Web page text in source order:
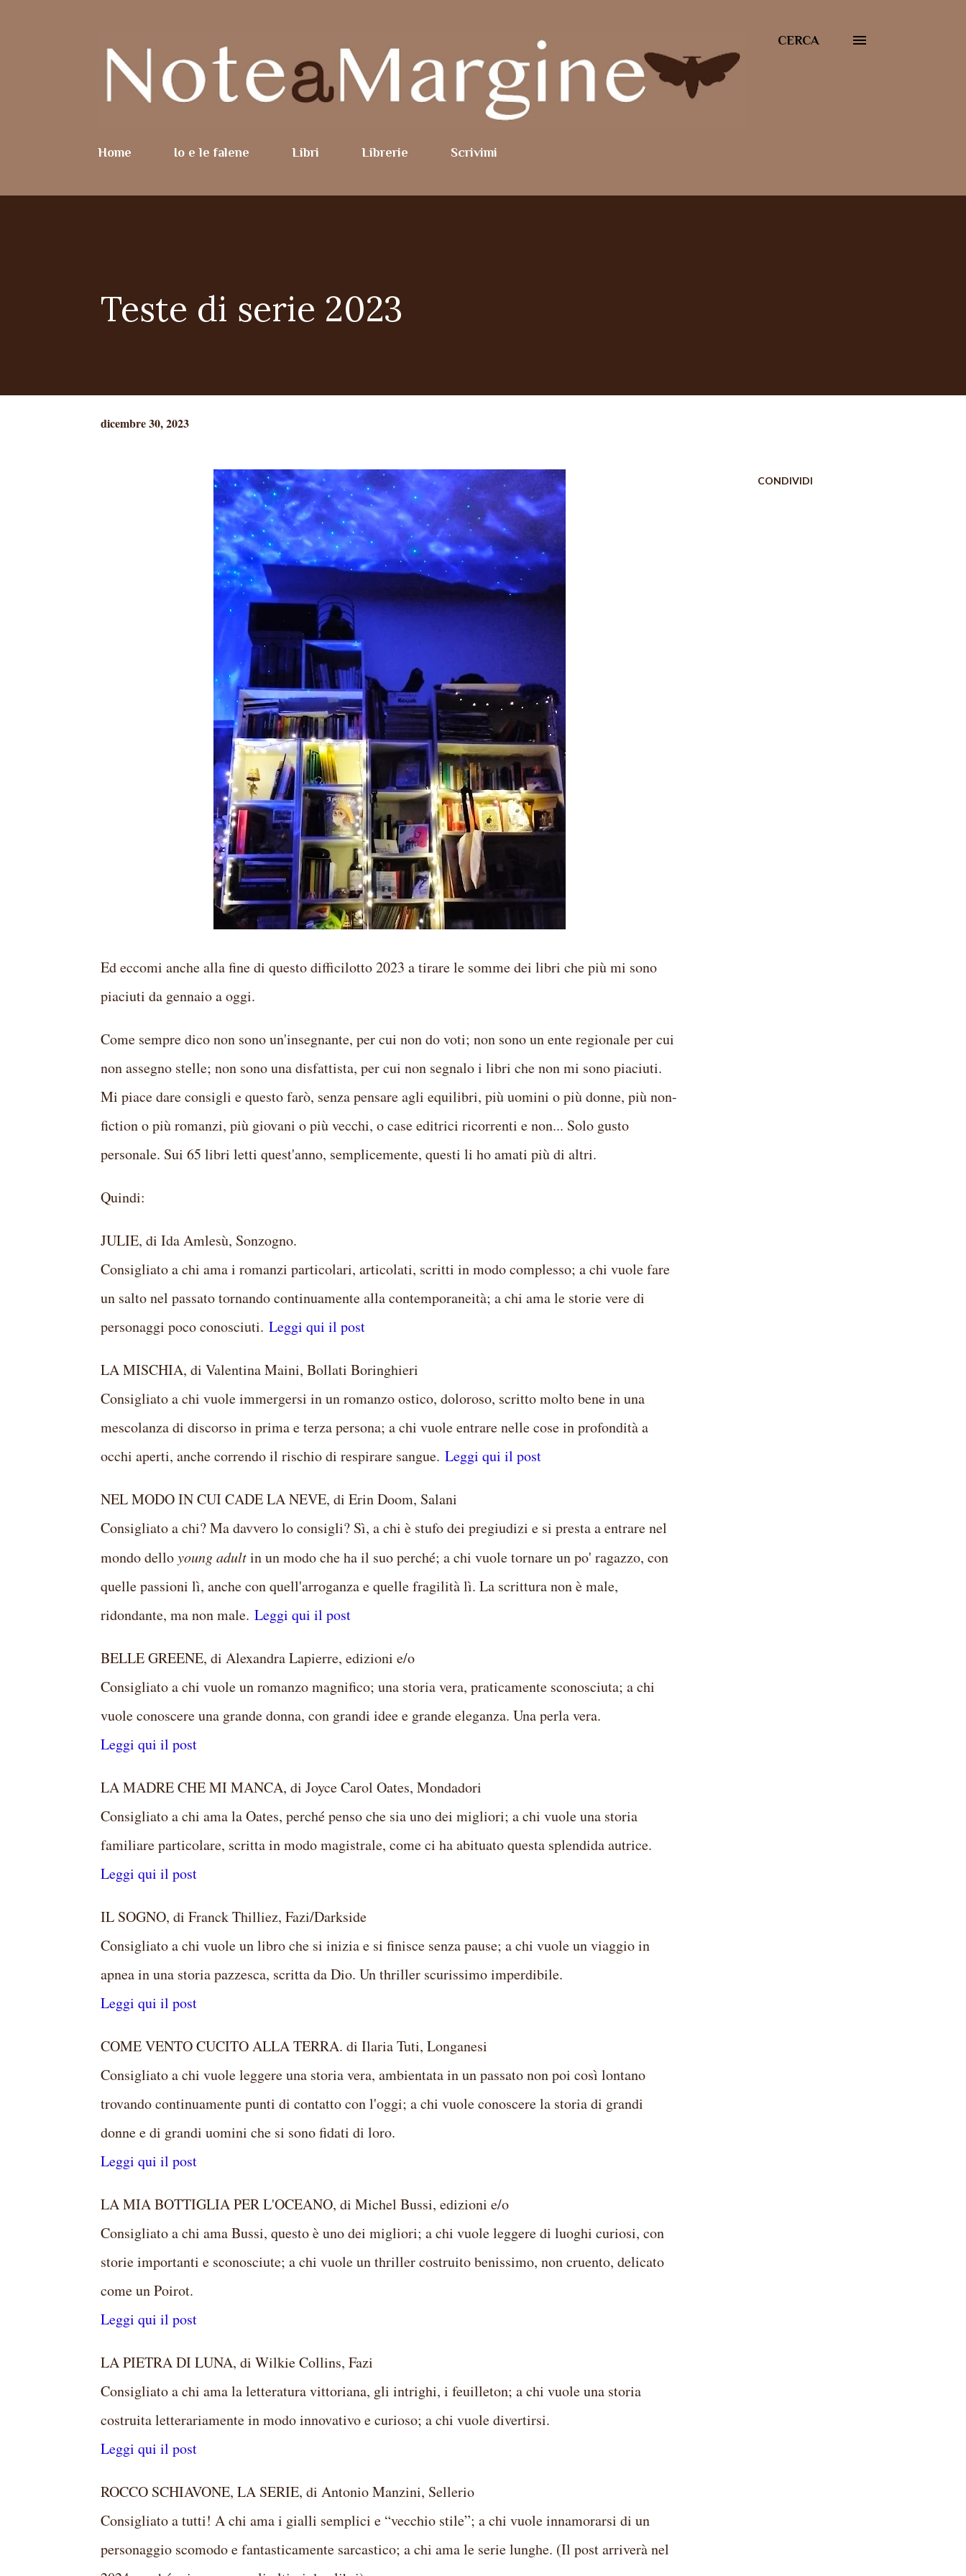
CERCA
Home Io e le falene Libri Librerie Scrivimi
Teste di serie 2023
dicembre 30, 2023
Ed eccomi anche alla fine di questo difficilotto 2023 a tirare le somme dei libri che più mi sono
piaciuti da gennaio a oggi.
Come sempre dico non sono un'insegnante, per cui non do voti; non sono un ente regionale per cui
non assegno stelle; non sono una disfattista, per cui non segnalo i libri che non mi sono piaciuti.
Mi piace dare consigli e questo farò, senza pensare agli equilibri, più uomini o più donne, più non-
fiction o più romanzi, più giovani o più vecchi, o case editrici ricorrenti e non... Solo gusto
personale. Sui 65 libri letti quest'anno, semplicemente, questi li ho amati più di altri.
Quindi:
JULIE, di Ida Amlesù, Sonzogno.
Consigliato a chi ama i romanzi particolari, articolati, scritti in modo complesso; a chi vuole fare
un salto nel passato tornando continuamente alla contemporaneità; a chi ama le storie vere di
personaggi poco conosciuti. Leggi qui il post
LA MISCHIA, di Valentina Maini, Bollati Boringhieri
Consigliato a chi vuole immergersi in un romanzo ostico, doloroso, scritto molto bene in una
mescolanza di discorso in prima e terza persona; a chi vuole entrare nelle cose in profondità a
occhi aperti, anche correndo il rischio di respirare sangue. Leggi qui il post
NEL MODO IN CUI CADE LA NEVE, di Erin Doom, Salani
Consigliato a chi? Ma davvero lo consigli? Sì, a chi è stufo dei pregiudizi e si presta a entrare nel
mondo delloyoung adultin un modo che ha il suo perché; a chi vuole tornare un po' ragazzo, con
quelle passioni lì, anche con quell'arroganza e quelle fragilità lì. La scrittura non è male,
ridondante, ma non male. Leggi qui il post
BELLE GREENE, di Alexandra Lapierre, edizioni e/o
Consigliato a chi vuole un romanzo magnifico; una storia vera, praticamente sconosciuta; a chi
vuole conoscere una grande donna, con grandi idee e grande eleganza. Una perla vera.
Leggi qui il post
LA MADRE CHE MI MANCA, di Joyce Carol Oates, Mondadori
Consigliato a chi ama la Oates, perché penso che sia uno dei migliori; a chi vuole una storia
familiare particolare, scritta in modo magistrale, come ci ha abituato questa splendida autrice.
Leggi qui il post
IL SOGNO, di Franck Thilliez, Fazi/Darkside
Consigliato a chi vuole un libro che si inizia e si finisce senza pause; a chi vuole un viaggio in
apnea in una storia pazzesca, scritta da Dio. Un thriller scurissimo imperdibile.
Leggi qui il post
COME VENTO CUCITO ALLA TERRA. di Ilaria Tuti, Longanesi
Consigliato a chi vuole leggere una storia vera, ambientata in un passato non poi così lontano
trovando continuamente punti di contatto con l'oggi; a chi vuole conoscere la storia di grandi
donne e di grandi uomini che si sono fidati di loro.
Leggi qui il post
LA MIA BOTTIGLIA PER L'OCEANO, di Michel Bussi, edizioni e/o
Consigliato a chi ama Bussi, questo è uno dei migliori; a chi vuole leggere di luoghi curiosi, con
storie importanti e sconosciute; a chi vuole un thriller costruito benissimo, non cruento, delicato
come un Poirot.
Leggi qui il post
LA PIETRA DI LUNA, di Wilkie Collins, Fazi
Consigliato a chi ama la letteratura vittoriana, gli intrighi, i feuilleton; a chi vuole una storia
costruita letterariamente in modo innovativo e curioso; a chi vuole divertirsi.
Leggi qui il post
ROCCO SCHIAVONE, LA SERIE, di Antonio Manzini, Sellerio
Consigliato a tutti! A chi ama i gialli semplici e “vecchio stile”; a chi vuole innamorarsi di un
personaggio scomodo e fantasticamente sarcastico; a chi ama le serie lunghe. (Il post arriverà nel
CONDIVIDI